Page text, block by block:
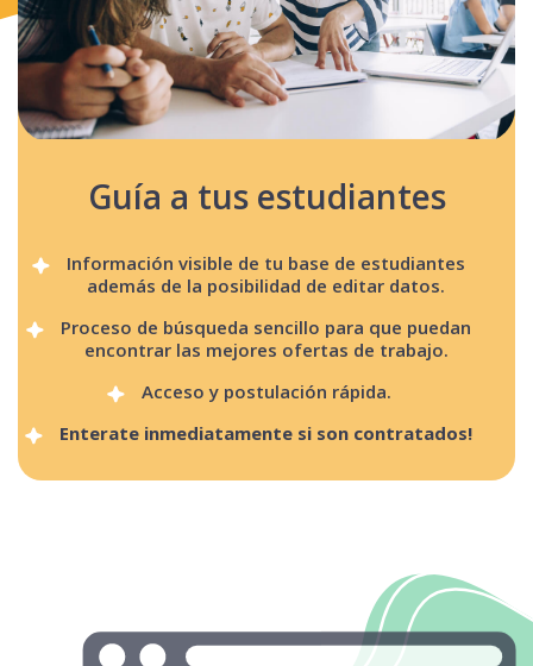
Guía a tus estudiantes
Información visible de tu base de estudiantes
además de la posibilidad de editar datos.
Proceso de búsqueda sencillo para que puedan
encontrar las mejores ofertas de trabajo.
Acceso y postulación rápida.
Enterate inmediatamente si son contratados!